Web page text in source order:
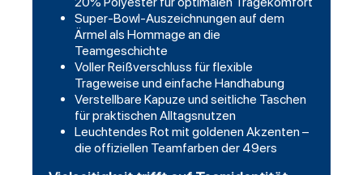
Super-Bowl-Auszeichnungen auf dem
Ärmel als Hommage an die
Teamgeschichte
Voller Reißverschluss für flexible
Trageweise und einfache Handhabung
Verstellbare Kapuze und seitliche Taschen
für praktischen Alltagsnutzen
Leuchtendes Rot mit goldenen Akzenten –
die offiziellen Teamfarben der 49ers